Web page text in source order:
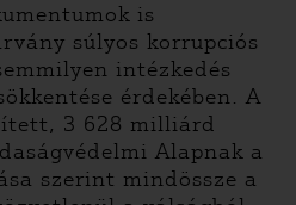
is
súlyos korrupciós
intézkedés
érdekében. A
3 628 milliárd
Alapnak a
szerint mindössze a